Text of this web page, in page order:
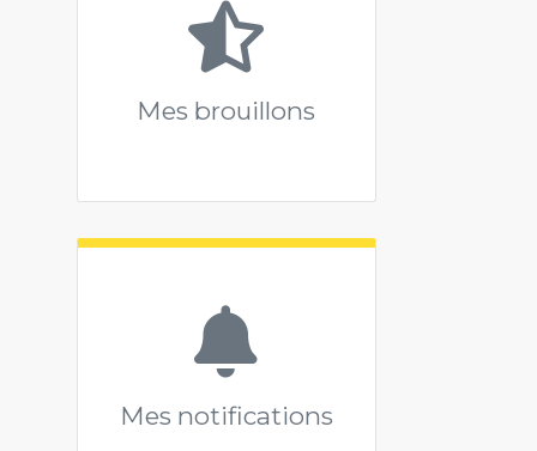
Mes brouillons
Mes notifications